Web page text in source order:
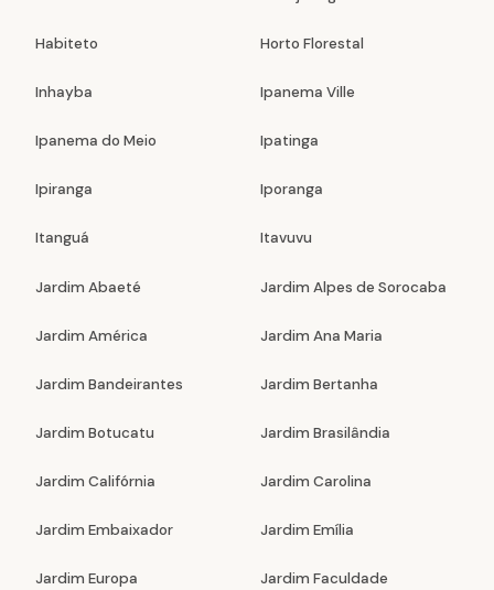
Habiteto Horto Florestal
Inhayba Ipanema Ville
Ipanema do Meio Ipatinga
Ipiranga Iporanga
Itanguá Itavuvu
Jardim Abaeté Jardim Alpes de Sorocaba
Jardim América Jardim Ana Maria
Jardim Bandeirantes Jardim Bertanha
Jardim Botucatu Jardim Brasilândia
Jardim Califórnia Jardim Carolina
Jardim Embaixador Jardim Emília
Jardim Europa Jardim Faculdade